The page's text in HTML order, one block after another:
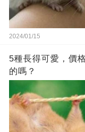
2024/01/15
5種長得可愛，價
的嗎？